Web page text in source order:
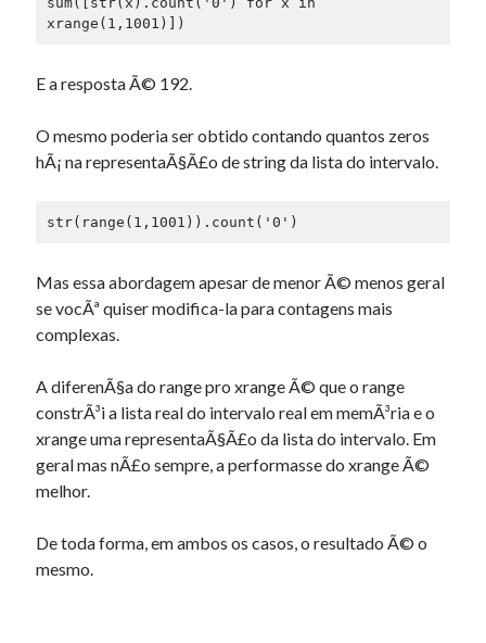
xrange(1,1001)])
E a resposta Ã© 192.
O mesmo poderia ser obtido contando quantos zeros
hÃ¡ na representaÃ§Ã£o de string da lista do intervalo.
str(range(1,1001)).count('0')
Mas essa abordagem apesar de menor Ã© menos geral
se vocÃª quiser modifica-la para contagens mais
complexas.
A diferenÃ§a do range pro xrange Ã© que o range
constrÃ³i a lista real do intervalo real em memÃ³ria e o
xrange uma representaÃ§Ã£o da lista do intervalo. Em
geral mas nÃ£o sempre, a performasse do xrange Ã©
melhor.
De toda forma, em ambos os casos, o resultado Ã© o
mesmo.